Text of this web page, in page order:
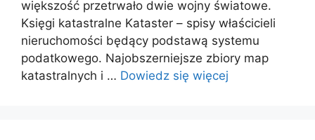
większość przetrwało dwie wojny światowe.
Księgi katastralne Kataster – spisy właścicieli
nieruchomości będący podstawą systemu
podatkowego. Najobszerniejsze zbiory map
katastralnych i … Dowiedz się więcej